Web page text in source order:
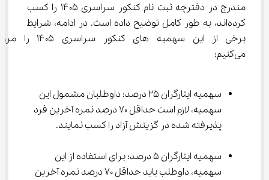
مندرج در دفترچه ثبت نام کنکور سراسری ۱۴۰۵ را کسب
کرده‌اند، به طور کامل توضیح داده است. در ادامه، شرایط
برخی از این سهمیه های کنکور سراسری
می‌کنیم:
سهمیه ایثارگران ۲۵ درصد: داوطلبان مشمول این
سهمیه، لازم است حداقل ۷۰ درصد نمره آخرین فرد
پذیرفته شده در گزینش آزاد را کسب نمایند.
سهمیه ایثارگران ۵ درصد: برای استفاده از این
سهمیه، داوطلب باید حداقل ۷۰ درصد نمره آخرین